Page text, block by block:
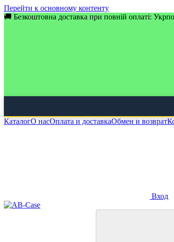
Перейти к основному контенту
🚚 Безкоштовна доставка при повній оплаті:
КаталогО насОплата и доставкаОбмен и возврат
Вход